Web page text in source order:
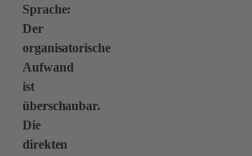
Sprache:
Der
organisatorische
Aufwand
ist
überschaubar.
Die
direkten